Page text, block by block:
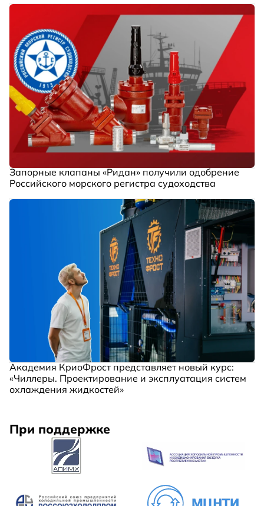
Запорные клапаны «Ридан» получили одобрение
Российского морского регистра судоходства
Академия КриоФрост представляет новый курс:
«Чиллеры. Проектирование и эксплуатация систем
охлаждения жидкостей»
При поддержке